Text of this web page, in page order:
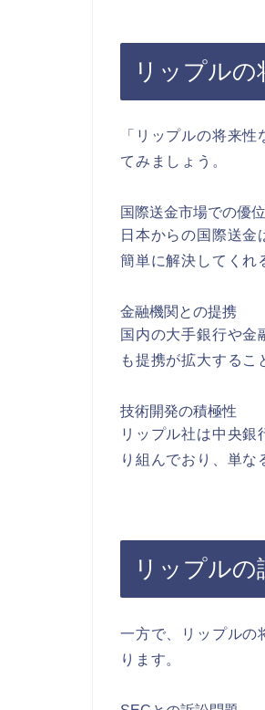
リップルの
「リップルの将来
てみましょう。
国際送金市場での優
日本からの国際送
簡単に解決してくれ
金融機関との提携
国内の大手銀行や
も提携が拡大するこ
技術開発の積極性
リップル社は中央
り組んでおり、単な
リップルの
一方で、リップルの
ります。